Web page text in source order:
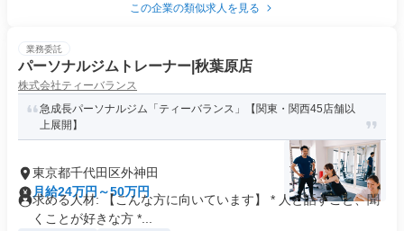
この企業の類似求人を見る
業務委託
パーソナルジムトレーナー|秋葉原店
株式会社ティーバランス
急成長パーソナルジム「ティーバランス」【関東・関西45店舗以
上展開】
東京都千代田区外神田
月給24万円～50万円
求める人材: 【こんな方に向いています】 * 人と話すこと、聞
くことが好きな方 *...